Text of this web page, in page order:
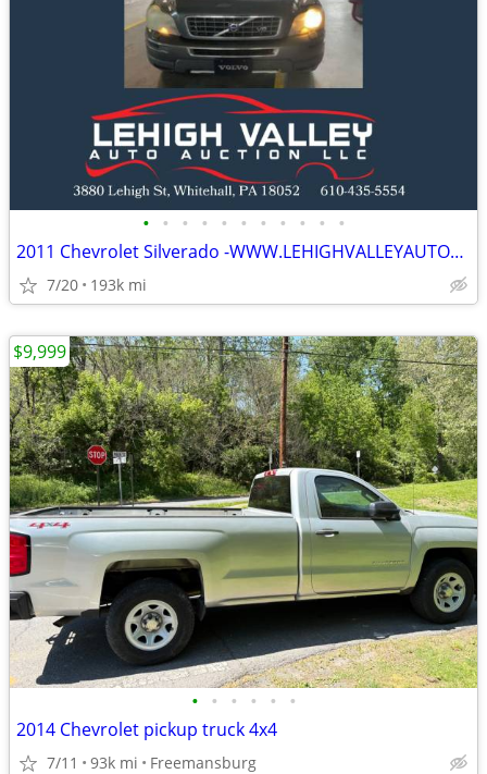
• • • • • • • • • • •
2011 Chevrolet Silverado -WWW.LEHIGHVALLEYAUTOAUCTION.COM
7/20 193k mi
• • • • • •
2014 Chevrolet pickup truck 4x4
7/11 93k mi Freemansburg
$9,999